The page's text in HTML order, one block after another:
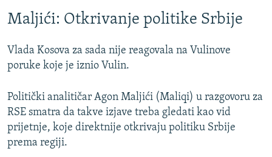
Maljići: Otkrivanje politike Srbije
Vlada Kosova za sada nije reagovala na Vulinove
poruke koje je iznio Vulin.
Politički analitičar Agon Maljići (Maliqi) u razgovoru za
RSE smatra da takve izjave treba gledati kao vid
prijetnje, koje direktnije otkrivaju politiku Srbije
prema regiji.